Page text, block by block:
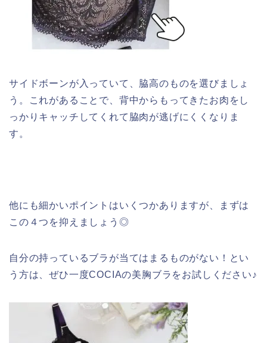
サイドボーンが入っていて、脇高のものを選びましょ
う。これがあることで、背中からもってきたお肉をし
っかりキャッチしてくれて脇肉が逃げにくくなりま
す。
他にも細かいポイントはいくつかありますが、まずは
この４つを抑えましょう◎
自分の持っているブラが当てはまるものがない！とい
う方は、ぜひ一度COCIAの美胸ブラをお試しください♪